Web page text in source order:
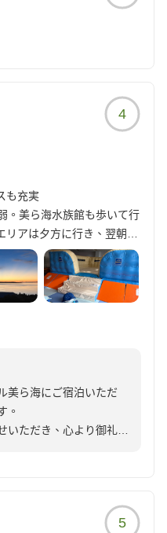
4
も充実
。美ら海水族館も歩いて行
アは夕方に行き、翌朝開
見学することができまし
、夏休みでお祭り企画もあ
ンサワー)もあり、よかっ
物の古さは目立ちますが、
美ら海にご宿泊いただ
。
いただき、心より御礼申
を満喫していただけたご
ました。無料エリアと有
5